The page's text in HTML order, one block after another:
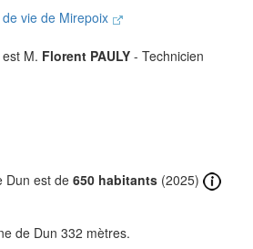
vie de Mirepoix
M. Florent PAULY - Technicien
Dun est de 650 habitants (2025)
de Dun 332 mètres.